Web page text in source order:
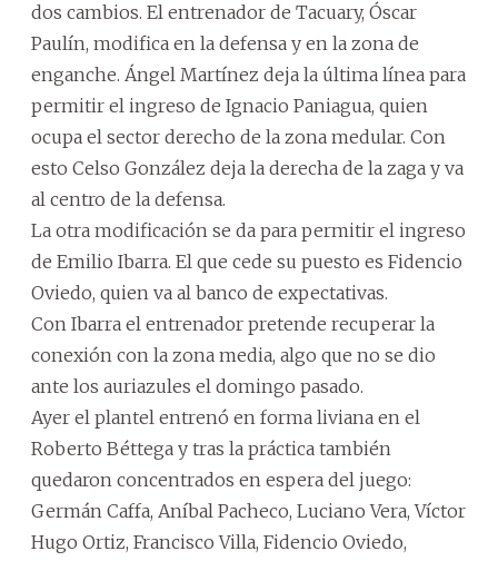
dos cambios. El entrenador de Tacuary, Óscar
Paulín, modifica en la defensa y en la zona de
enganche. Ángel Martínez deja la última línea para
permitir el ingreso de Ignacio Paniagua, quien
ocupa el sector derecho de la zona medular. Con
esto Celso González deja la derecha de la zaga y va
al centro de la defensa.
La otra modificación se da para permitir el ingreso
de Emilio Ibarra. El que cede su puesto es Fidencio
Oviedo, quien va al banco de expectativas.
Con Ibarra el entrenador pretende recuperar la
conexión con la zona media, algo que no se dio
ante los auriazules el domingo pasado.
Ayer el plantel entrenó en forma liviana en el
Roberto Béttega y tras la práctica también
quedaron concentrados en espera del juego:
Germán Caffa, Aníbal Pacheco, Luciano Vera, Víctor
Hugo Ortiz, Francisco Villa, Fidencio Oviedo,